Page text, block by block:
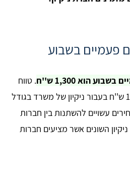
פעמיים בשבוע
הוא 1,300 ש''ח
. טווח
המחירים נע בין 850 - 1,750 ש''ח בעבור ניקיון של משרד בגודל
עשויים להשתנות בין חברות
ניקיון השונים אשר מציעים חברות